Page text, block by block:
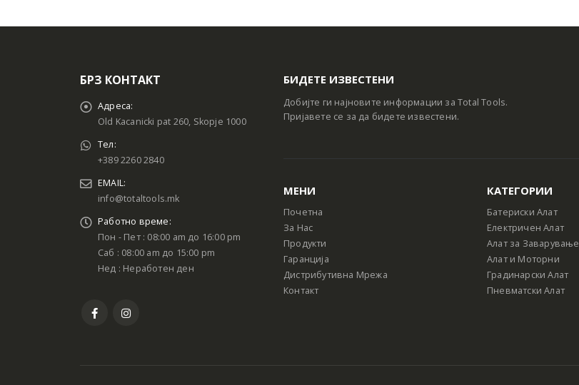
БРЗ КОНТАКТ
Адреса:
Old Kacanicki pat 260, Skopje 1000
Тел:
+389 2260 2840
EMAIL:
info@totaltools.mk
Работно време:
Пон - Пет : 08:00 am до 16:00 pm
Саб : 08:00 am до 15:00 pm
Нед : Неработен ден
БИДЕТЕ ИЗВЕСТЕНИ
Добијте ги најновите информации за Total Tools.
Пријавете се за да бидете известени.
МЕНИ
Почетна
За Нас
Продукти
Гаранција
Дистрибутивна Мрежа
Контакт
КАТЕГОРИИ
Батериски Алат
Електричен Алат
Алат за Заварување
Алат и Моторни
Градинарски Алат
Пневматски Алат